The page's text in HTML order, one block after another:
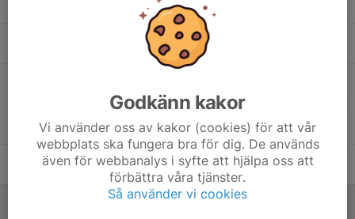
Nour Rayyen feddaoui
Oskar Ljungman
Godkänn kakor
Vi använder oss av kakor (cookies) för att vår
webbplats ska fungera bra för dig. De används
även för webbanalys i syfte att hjälpa oss att
förbättra våra tjänster.
Så använder vi cookies